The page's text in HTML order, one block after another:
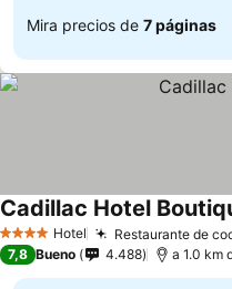
Mira precios de 7 páginas
4 EstrellasHotel Restaurante de
Cadillac Hotel
7,8 Bueno 4.488 a 1.0 km